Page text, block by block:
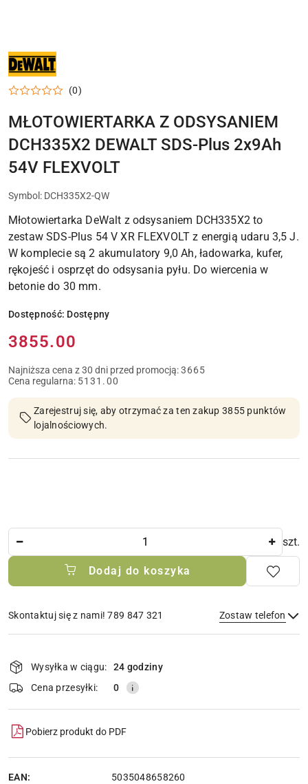
NARZĘDZIA
ELEKTRONARZĘDZIA
DEWALT
DO
DOMU
MONTAŻOWYCH
(0)
MŁOTOWIERTARKA Z ODSYSANIEM
DCH335X2 DEWALT SDS-Plus 2x9Ah
54V FLEXVOLT
Symbol: DCH335X2-QW
Młotowiertarka DeWalt z odsysaniem DCH335X2 to
zestaw SDS-Plus 54 V XR FLEXVOLT z energią udaru 3,5 J.
W komplecie są 2 akumulatory 9,0 Ah, ładowarka, kufer,
rękojeść i osprzęt do odsysania pyłu. Do wiercenia w
betonie do 30 mm.
Dostępność: Dostępny
Cena:
3855.00
Najniższa cena z 30 dni przed promocją:3665
Cena regularna: 5131.00
Zarejestruj się, aby otrzymać za ten zakup 3855 punktów
lojalnościowych.
szt.
Dodaj do koszyka
Skontaktuj się z nami! 789 847 321 Zostaw telefon
Wyślij
i
dostawa
Wysyłka w ciągu:
24 godziny
Cena przesyłki:
0
Pobierz produkt do PDF
EAN: 5035048658260